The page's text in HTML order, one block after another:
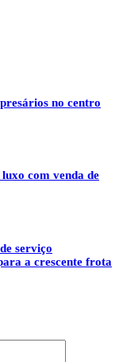
no centro
com venda de
serviço
a crescente frota